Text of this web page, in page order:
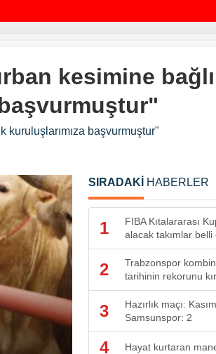
kesimine
başvurmuştur"
kuruluşlarımıza başvurmuştur"
SIRADAKİ HABERLER
1
FIBA Kıtalararası
alacak takımlar belli
2
Trabzonspor
tarihinin rekorunu
3
Hazırlık maçı:
Samsunspor: 2
4 Hayat kurtaran